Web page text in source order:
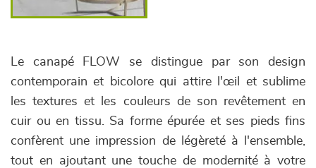
Le canapé FLOW se distingue par son design
contemporain et bicolore qui attire l'œil et sublime
les textures et les couleurs de son revêtement en
cuir ou en tissu. Sa forme épurée et ses pieds fins
confèrent une impression de légèreté à l'ensemble,
tout en ajoutant une touche de modernité à votre